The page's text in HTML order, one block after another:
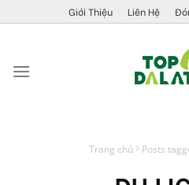
to
Giới Thiệu Liên Hệ
Trang chủ Posts